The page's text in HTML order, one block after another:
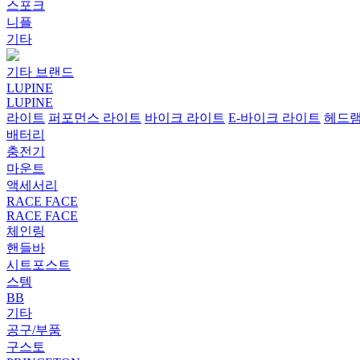
스포크
니플
기타
기타 브랜드
LUPINE
LUPINE
라이트 퍼포먼스 라이트 바이크 라이트 E-바이크 라이트 헤드
배터리
충전기
마운트
액세서리
RACE FACE
RACE FACE
체인링
핸들바
시트포스트
스템
BB
기타
공구/부품
구스토